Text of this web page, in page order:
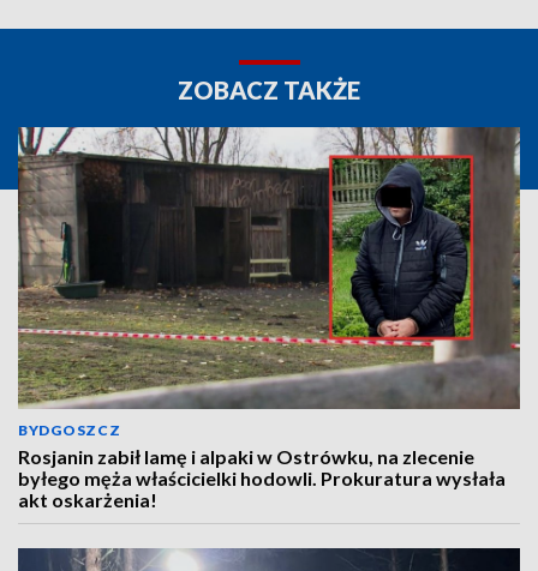
ZOBACZ TAKŻE
BYDGOSZCZ
Rosjanin zabił lamę i alpaki w Ostrówku, na zlecenie
byłego męża właścicielki hodowli. Prokuratura wysłała
akt oskarżenia!